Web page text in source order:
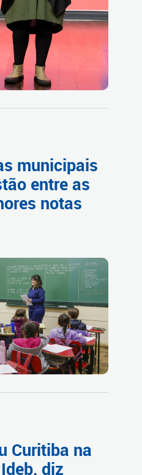
municipais
entre as
notas
Curitiba na
diz